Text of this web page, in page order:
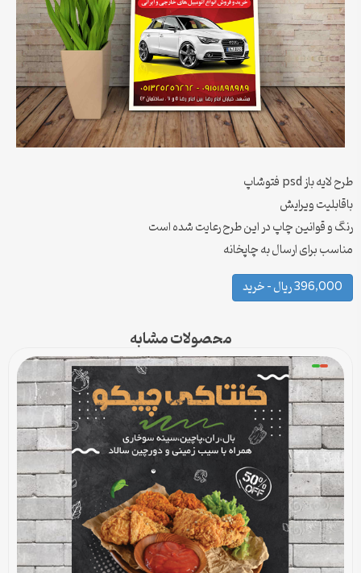
طرح لایه باز psd فتوشاپ
باقابلیت ویرایش
رنگ و قوانین چاپ در این طرح رعایت شده است
مناسب برای ارسال به چاپخانه
396,000 ریال – خرید
محصولات مشابه